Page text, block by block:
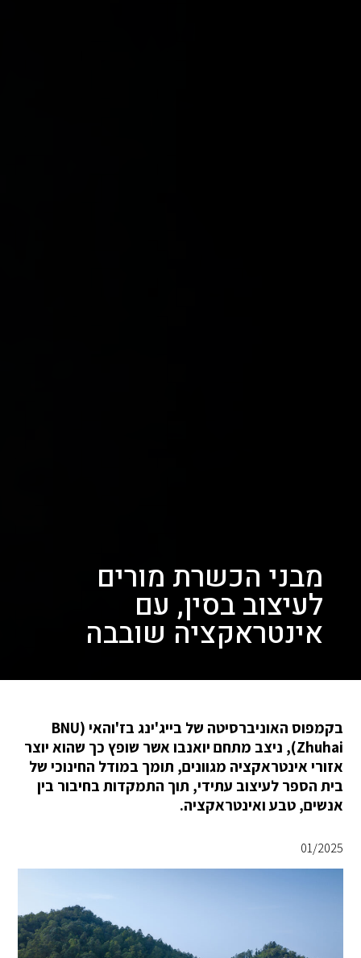
מבני הכשרת מורים
לעיצוב בסין, עם
אינטראקציה שובבה
בקמפוס האוניברסיטה של בייג'ינג בז'והאי (BNU
Zhuhai), ניצב מתחם יואנבו אשר שופץ כך שהוא יוצר
אזורי אינטראקציה מגוונים, תומך במודל החינוכי של
בית הספר לעיצוב עתידי, תוך התמקדות בחיבור בין
אנשים, טבע ואינטראקציה.
01/2025